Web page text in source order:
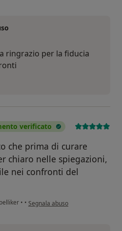
ringrazio per la fiducia
verificato
che prima di curare
chiaro nelle spiegazioni,
nei confronti del
• • secondo l'opinione dell'utente
Segnala abuso